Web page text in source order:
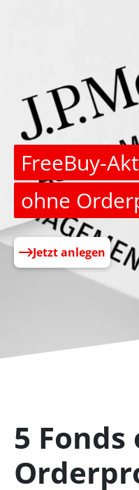
FreeBuy-
ohne
Jetzt anlegen
5 Fonds